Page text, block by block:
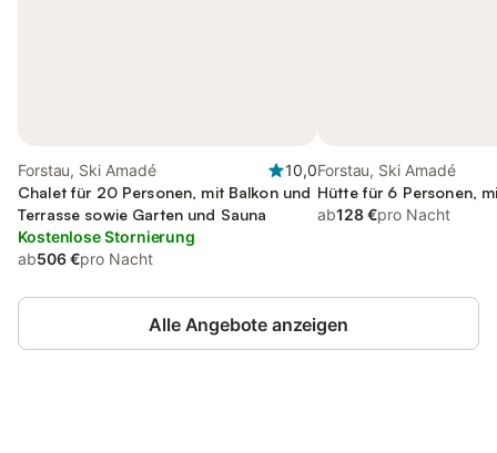
Forstau, Ski Amadé
10,0
Chalet für 20 Personen, mit Balkon und
Terrasse sowie Garten und Sauna
Kostenlose Stornierung
ab506 €pro Nacht
Forstau, Ski Amadé
Hütte für 6 Personen,
ab128 €pro Nacht
Alle Angebote anzeigen